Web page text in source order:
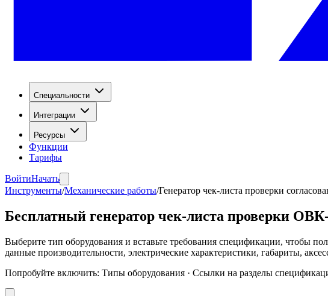
Специальности
Интеграции
Ресурсы
Функции
Тарифы
ВойтиНачать
Инструменты/Механические работы/Генератор чек-листа проверки
Бесплатный генератор чек-листа проверки
Выберите тип оборудования и вставьте требования спецификации, чтобы
данные производительности, электрические характеристики, габариты,
Попробуйте включить: Типы оборудования · Ссылки на разделы